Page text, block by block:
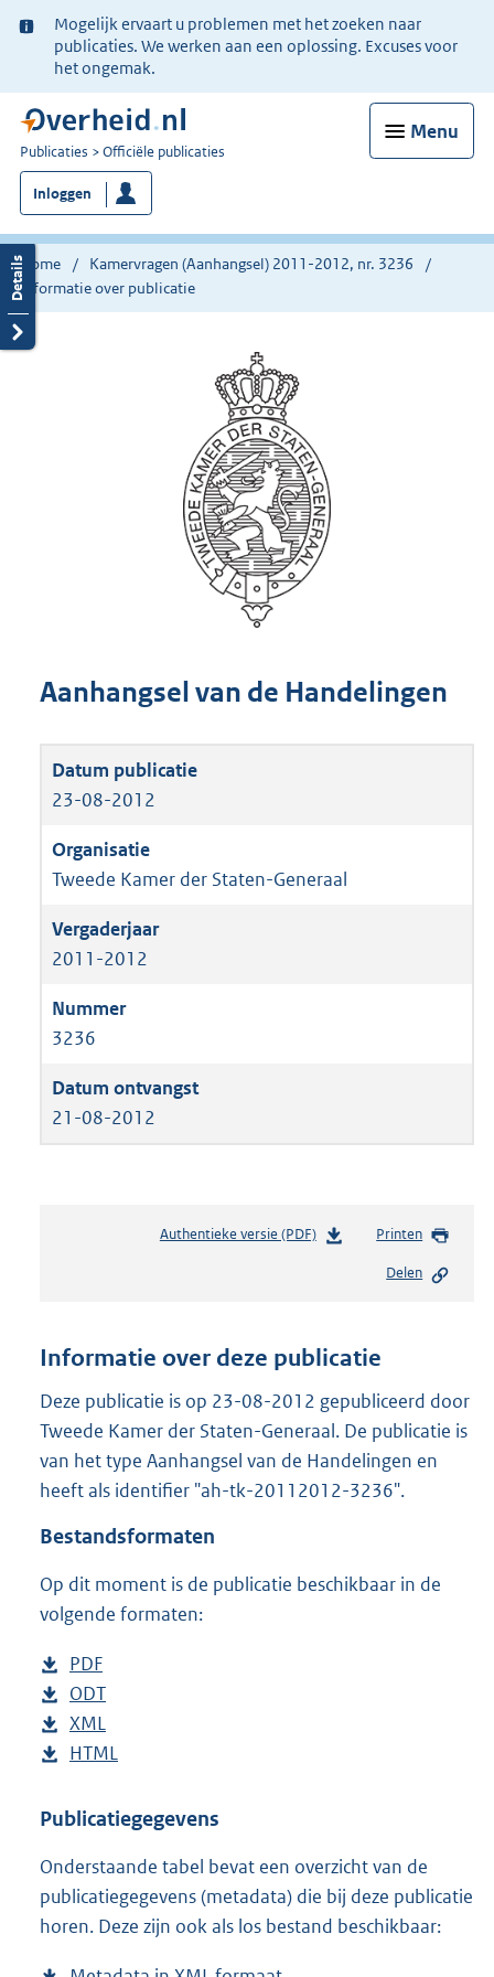
Ter
informatie:
Mogelijk ervaart u problemen met het zoeken naar
publicaties. We werken aan een oplossing. Excuses voor
het ongemak.
Menu
U
bent
nu
hier:
Publicaties Officiële publicaties
Inloggen
Home
Kamervragen (Aanhangsel) 2011-2012, nr. 3236
Informatie over publicatie
Aanhangsel van de Handelingen
23-08-2012
Tweede Kamer der Staten-Generaal
2011-2012
3236
21-08-2012
Authentieke versie (PDF)b
n
s
r
o
o
:
Printen
Delen
Informatie over deze publicatie
Deze publicatie is op 23-08-2012 gepubliceerd door
Tweede Kamer der Staten-Generaal. De publicatie is
van het type Aanhangsel van de Handelingen en
heeft als identifier "ah-tk-20112012-3236".
Bestandsformaten
Op dit moment is de publicatie beschikbaar in de
volgende formaten:
D
o
w
n
o
d
p
u
PDF
e
s
t
n
s
g
r
D
o
w
l
a
d
p
ODT
s
a
d
s
g
D
o
n
o
a
d
XML
e
t
n
d
s
D
w
l
o
a
HTML
s
a
n
d
Publicatiegegevens
Onderstaande tabel bevat een overzicht van de
publicatiegegevens (metadata) die bij deze publicatie
horen. Deze zijn ook als los bestand beschikbaar: